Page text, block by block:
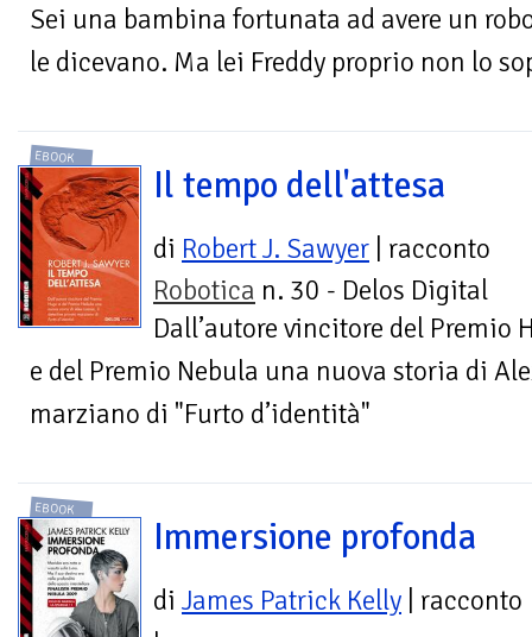
Sei una bambina fortunata ad avere un
le dicevano. Ma lei Freddy proprio non lo
EBOOK
Il tempo dell'attesa
di Robert J. Sawyer | racconto
Robotica n. 30 - Delos Digital
Dall’autore vincitore del Premio
e del Premio Nebula una nuova storia di
marziano di "Furto d’identità"
EBOOK
Immersione profonda
di James Patrick Kelly | racconto